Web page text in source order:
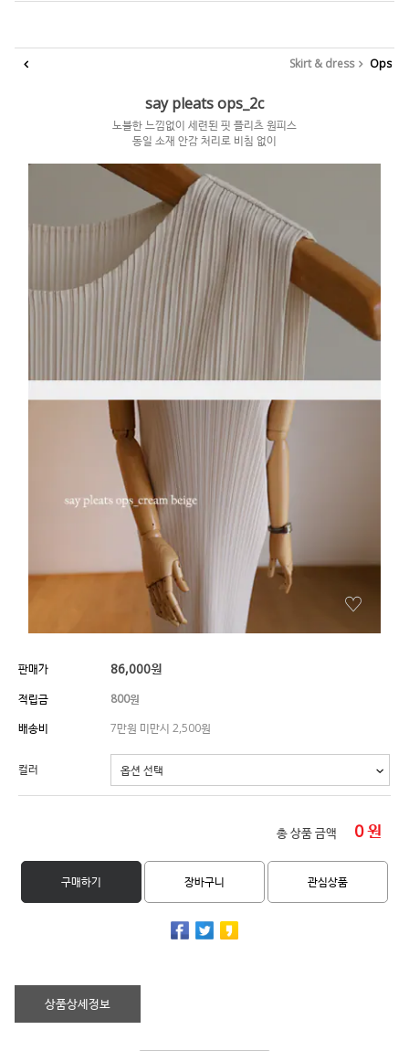
Skirt & dress Ops
say pleats ops_2c
노블한 느낌없이 세련된 핏 플리츠 원피스
동일 소재 안감 처리로 비침 없이
판매가 86,000원
적립금
800원
배송비
7만원 미만시 2,500원
컬러
총 상품 금액 0원
구매하기 장바구니 관심상품
상품상세정보